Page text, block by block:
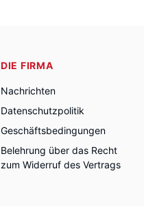
DIE FIRMA
Nachrichten
Datenschutzpolitik
Geschäftsbedingungen
Belehrung über das Recht
zum Widerruf des Vertrags